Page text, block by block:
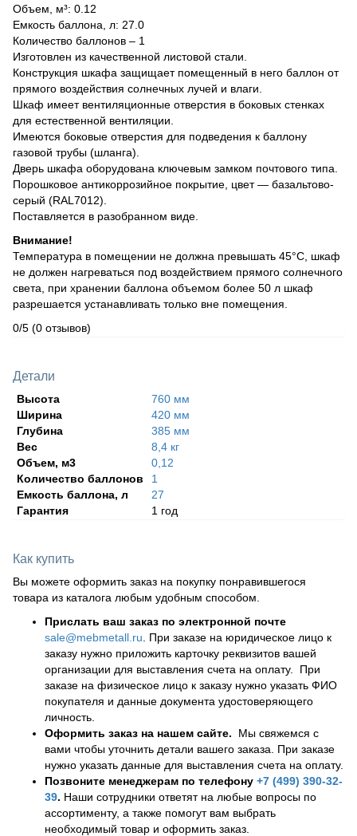
Объем, м³: 0.12
Емкость баллона, л: 27.0
Количество баллонов – 1
Изготовлен из качественной листовой стали.
Конструкция шкафа защищает помещенный в него баллон от
прямого воздействия солнечных лучей и влаги.
Шкаф имеет вентиляционные отверстия в боковых стенках
для естественной вентиляции.
Имеются боковые отверстия для подведения к баллону
газовой трубы (шланга).
Дверь шкафа оборудована ключевым замком почтового типа.
Порошковое антикоррозийное покрытие, цвет — базальтово-
серый (RAL7012).
Поставляется в разобранном виде.
Внимание!
Температура в помещении не должна превышать 45°С, шкаф
не должен нагреваться под воздействием прямого солнечного
света, при хранении баллона объемом более 50 л шкаф
разрешается устанавливать только вне помещения.
0/5 (0 отзывов)
Детали
Высота
760 мм
Ширина
420 мм
Глубина
385 мм
Вес
8,4 кг
Объем, м3
0,12
Количество баллонов
1
Емкость баллона, л
27
Гарантия
1 год
Как купить
Вы можете оформить заказ на покупку понравившегося
товара из каталога любым удобным способом.
Прислать ваш заказ по электронной почте
sale@mebmetall.ru . При заказе на юридическое лицо к
заказу нужно приложить карточку реквизитов вашей
организации для выставления счета на оплату. При
заказе на физическое лицо к заказу нужно указать ФИО
покупателя и данные документа удостоверяющего
личность.
Оформить заказ на нашем сайте. Мы свяжемся с
вами чтобы уточнить детали вашего заказа. При заказе
нужно указать данные для выставления счета на оплату.
Позвоните менеджерам по телефону +7 (499) 390-32-
39. Наши сотрудники ответят на любые вопросы по
ассортименту, а также помогут вам выбрать
необходимый товар и оформить заказ.